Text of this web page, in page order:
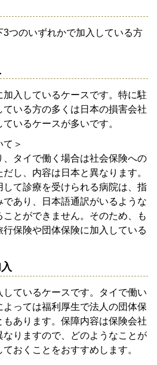
3つのいずれかで加入している方
入しているケースです。特に駐
いる方の多くは日本の損害会社
いるケースが多いです。
て＞
、タイで働く場合は社会保険への
し、内容は日本と異なります。
して診療を受けられる病院は、指
あり、日本語通訳がいるような
とができません。そのため、も
行保険や団体保険に加入している
ているケースです。タイで働い
っては福利厚生で法人の団体保
あります。保障内容は保険会社
りますので、どのようなことが
おくことをおすすめします。